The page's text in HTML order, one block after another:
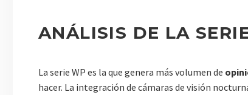
ANÁLISIS DE LA
La serie WP es la que genera más volumen de
hacer. La integración de cámaras de visión